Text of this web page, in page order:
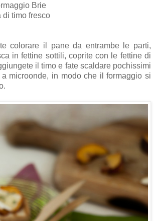
Brie
timo fresco
colorare il pane da entrambe le parti,
in fettine sottili, coprite con le fettine di
il timo e fate scaldare pochissimi
microonde, in modo che il formaggio si